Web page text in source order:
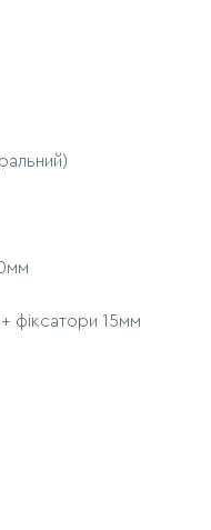
фіксатори 15мм